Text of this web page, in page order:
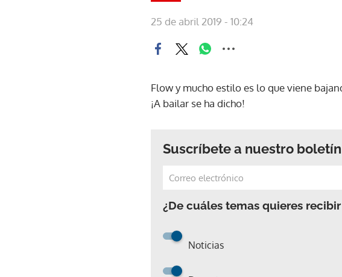
25 de abril 2019 - 10:24
Flow y mucho estilo es lo que viene
¡A bailar se ha dicho!
Suscríbete a nuestro boletín
¿De cuáles temas quieres
Noticias